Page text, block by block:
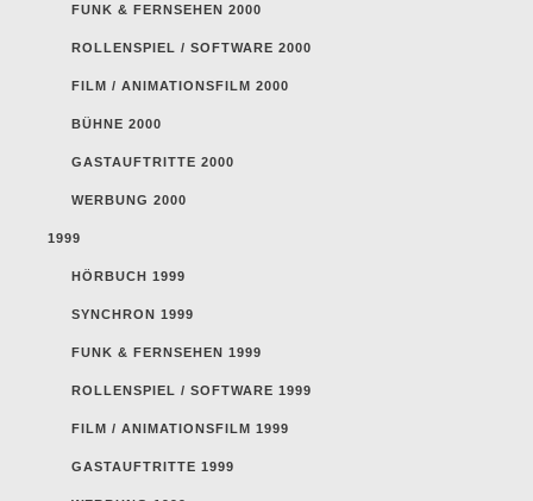
FUNK & FERNSEHEN 2000
ROLLENSPIEL / SOFTWARE 2000
FILM / ANIMATIONSFILM 2000
BÜHNE 2000
GASTAUFTRITTE 2000
WERBUNG 2000
1999
HÖRBUCH 1999
SYNCHRON 1999
FUNK & FERNSEHEN 1999
ROLLENSPIEL / SOFTWARE 1999
FILM / ANIMATIONSFILM 1999
GASTAUFTRITTE 1999